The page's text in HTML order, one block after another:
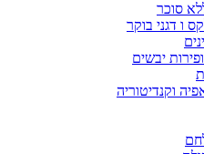
סוכר
ו דגני בוקר
יבשים
וקנדיטוריה